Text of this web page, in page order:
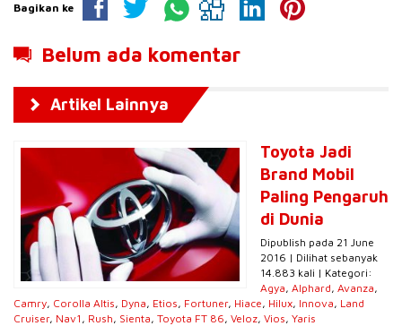
Bagikan ke
Belum ada komentar
Artikel Lainnya
Toyota Jadi
Brand Mobil
Paling Pengaruh
di Dunia
Dipublish pada 21 June
2016 | Dilihat sebanyak
14.883 kali | Kategori:
Agya, Alphard, Avanza,
Camry, Corolla Altis, Dyna, Etios, Fortuner, Hiace, Hilux, Innova, Land
Cruiser, Nav1 , Rush, Sienta, Toyota FT 86, Veloz, Vios, Yaris